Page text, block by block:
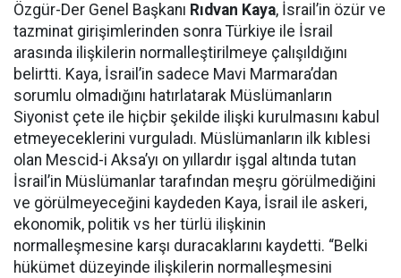
Özgür-Der Genel Başkanı Rıdvan Kaya, İsrail’in özür ve
tazminat girişimlerinden sonra Türkiye ile İsrail
arasında ilişkilerin normalleştirilmeye çalışıldığını
belirtti. Kaya, İsrail’in sadece Mavi Marmara’dan
sorumlu olmadığını hatırlatarak Müslümanların
Siyonist çete ile hiçbir şekilde ilişki kurulmasını kabul
etmeyeceklerini vurguladı. Müslümanların ilk kıblesi
olan Mescid-i Aksa’yı on yıllardır işgal altında tutan
İsrail’in Müslümanlar tarafından meşru görülmediğini
ve görülmeyeceğini kaydeden Kaya, İsrail ile askeri,
ekonomik, politik vs her türlü ilişkinin
normalleşmesine karşı duracaklarını kaydetti. “Belki
hükümet düzeyinde ilişkilerin normalleşmesini